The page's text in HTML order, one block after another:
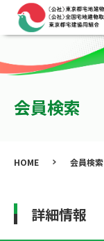
会員検索
HOME 会員検索
詳細情報